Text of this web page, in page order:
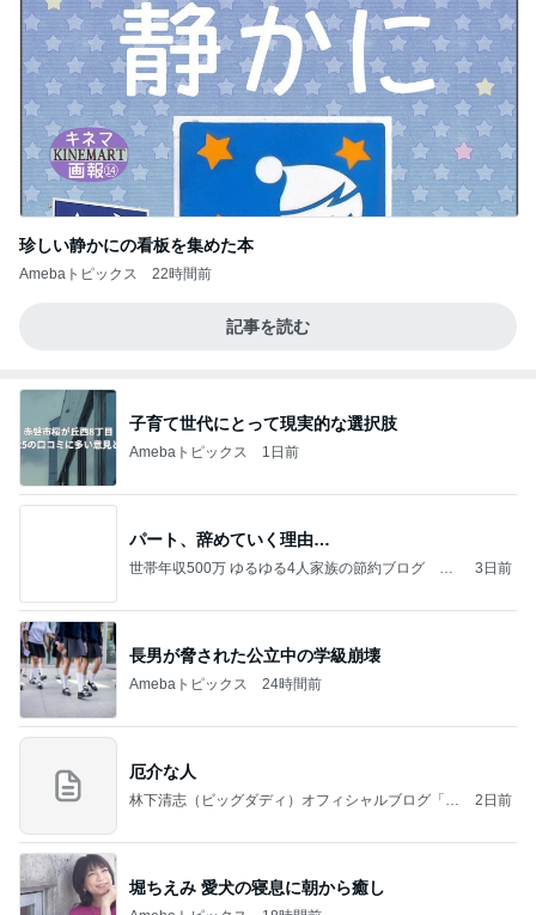
珍しい静かにの看板を集めた本
Amebaトピックス 22時間前
記事を読む
子育て世代にとって現実的な選択肢
Amebaトピックス 1日前
パート、辞めていく理由…
世帯年収500万 ゆるゆる4人家族の節約ブログ 〜
3日前
長男が脅された公立中の学級崩壊
Amebaトピックス 24時間前
厄介な人
林下清志（ビッグダディ）オフィシャルブログ「俺
2日前
堀ちえみ 愛犬の寝息に朝から癒し